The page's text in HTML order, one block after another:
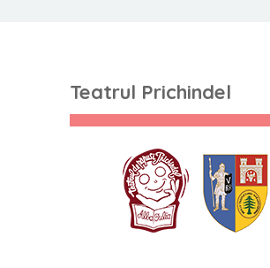
Teatrul Prichindel